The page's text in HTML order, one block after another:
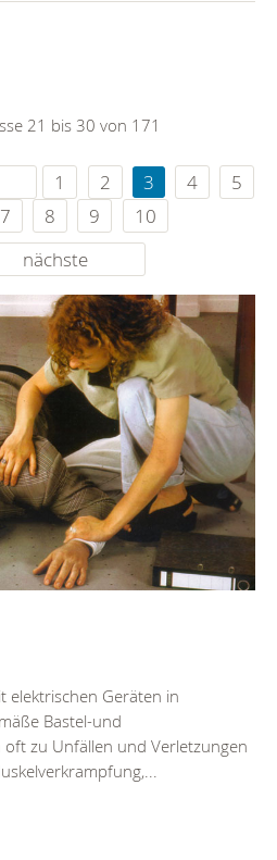
21 bis 30 von 171
1 2 3 4
5
7 8 9
10
nächste
elektrischen Geräten in
Bastel-und
zu Unfällen und Verletzungen